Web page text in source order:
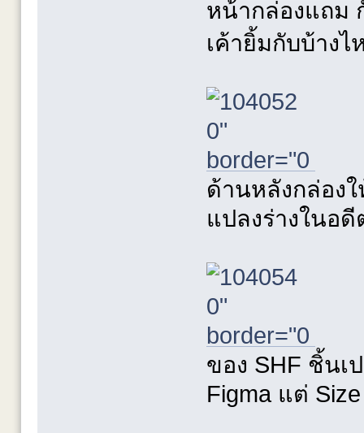
หน้ากล่องแถม
เค้ายิ้มกับบ้าง
ด้านหลังกล่อง
แปลงร่างในอ
ของ SHF ชิ้นเ
Figma แต่